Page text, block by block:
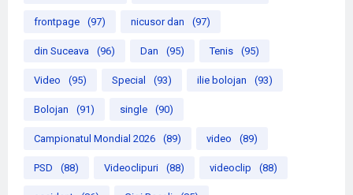
frontpage (97) nicusor dan (97)
din Suceava (96) Dan (95) Tenis (95)
Video (95) Special (93) ilie bolojan (93)
Bolojan (91) single (90)
Campionatul Mondial 2026 (89) video (89)
PSD (88) Videoclipuri (88) videoclip (88)